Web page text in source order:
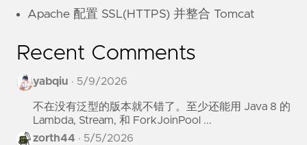
Apache 配置 SSL(HTTPS) 并整合 Tomcat
Recent Comments
yabqiu · 5/9/2026
不在没有泛型的版本就不错了。至少还能用 Java 8 的
Lambda, Stream, 和 ForkJoinPool ...
zorth44 · 5/5/2026